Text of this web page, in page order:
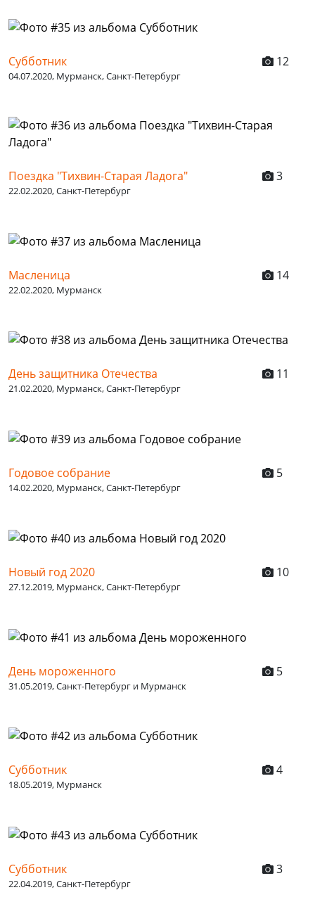
Субботник 12
04.07.2020, Мурманск, Санкт-Петербург
Поездка "Тихвин-Старая Ладога" 3
22.02.2020, Санкт-Петербург
Масленица 14
22.02.2020, Мурманск
День защитника Отечества 11
21.02.2020, Мурманск, Санкт-Петербург
Годовое собрание 5
14.02.2020, Мурманск, Санкт-Петербург
Новый год 2020 10
27.12.2019, Мурманск, Санкт-Петербург
День мороженного 5
31.05.2019, Санкт-Петербург и Мурманск
Субботник 4
18.05.2019, Мурманск
Субботник 3
22.04.2019, Санкт-Петербург